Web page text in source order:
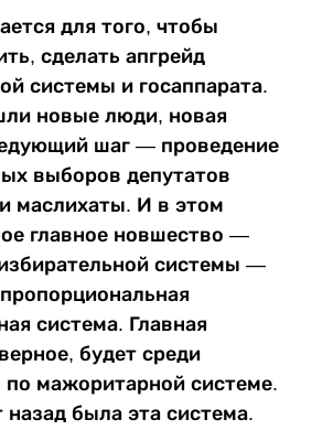
для того, чтобы
сделать апгрейд
системы и госаппарата.
новые люди, новая
шаг — проведение
выборов депутатов
маслихаты. И в этом
главное новшество —
системы —
система. Главная
будет среди
по мажоритарной системе.
назад была эта система.